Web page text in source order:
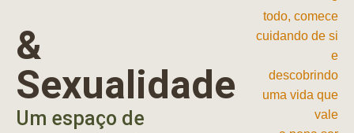
&
Sexualidade
Um espaço de
todo, comece
cuidando de si
e
descobrindo
uma vida que
vale